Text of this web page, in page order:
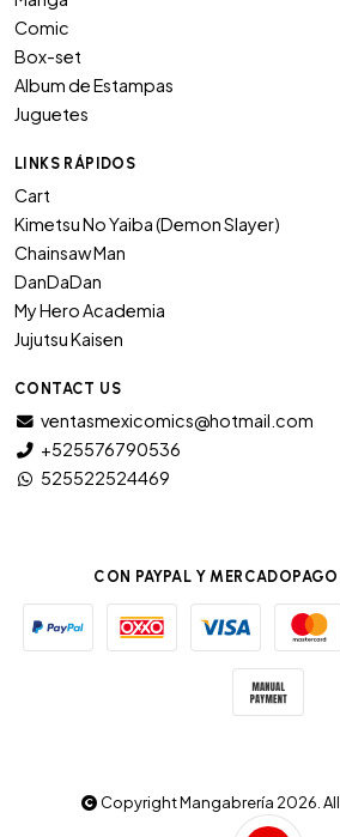
Comic
Box-set
Album de Estampas
Juguetes
LINKS RÁPIDOS
Cart
Kimetsu No Yaiba (Demon Slayer)
Chainsaw Man
DanDaDan
My Hero Academia
Jujutsu Kaisen
CONTACT US
ventasmexicomics@hotmail.com
+525576790536
525522524469
CON PAYPAL Y
Copyright Mangabrería 2026.